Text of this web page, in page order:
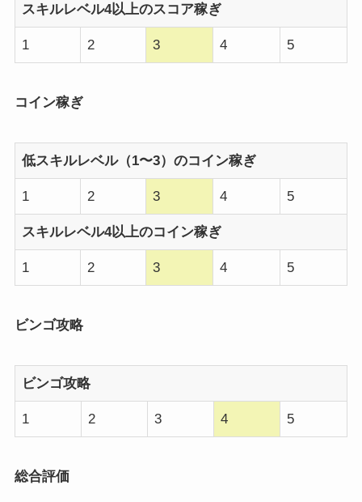
スキルレベル4以上のスコア稼ぎ
1 2 3 4 5
コイン稼ぎ
低スキルレベル（1〜3）のコイン稼ぎ
1 2 3 4 5
スキルレベル4以上のコイン稼ぎ
1 2 3 4 5
ビンゴ攻略
ビンゴ攻略
1 2 3 4 5
総合評価